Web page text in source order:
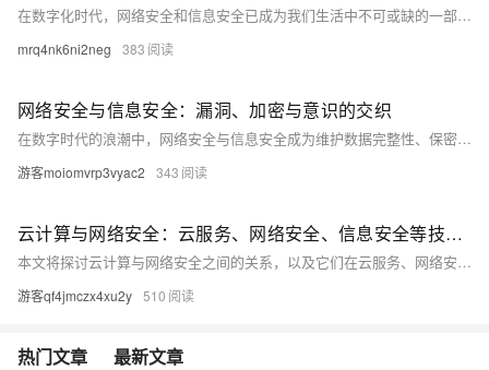
在数字化时代，网络安全和信息安全已成为我们生活中不可或缺的一部分。本文将介绍网络安全漏洞、加密技术和安全意识等方面的内容，并提供一些实用的代码示例。通过阅读本文，您将了解到如何保护自己的网络安全，以及如何提高自己的信息安全意识。
mrq4nk6ni2neg 383
网络安全与信息安全：漏洞、加密与意识的交织
在数字时代的浪潮中，网络安全与信息安全成为维护数据完整性、保密性和可用性的关键。本文深入探讨了网络安全中的漏洞概念、加密技术的应用以及提升安全意识的重要性。通过实际案例分析，揭示了网络攻击的常见模式和防御策略，强调了教育和技术并重的安全理念。旨在为读者提供一套全面的网络安全知识框架，从而在日益复杂的网络环境中保护个人和组织的资产安全。
游客moiomvrp3vyac2 343
云计算与网络安全：云服务、网络安全、信息安全等技术领域的融合与挑战
本文将探讨云计算与网络安全之间的关系，以及它们在云服务、网络安全和信息安全等技术领域中的融合与挑战。我们将分析云计算的优势和风险，以及如何通过网络安全措施来保护数据和应用程序。我们还将讨论如何确保云服务的可用性和可靠性，以及如何处理网络攻击和数据泄露等问题。最后，我们将提供一些关于如何在云计算环境中实现网络安全的建议和最佳实践。
游客qf4jmczx4xu2y 510
热门文章 最新文章